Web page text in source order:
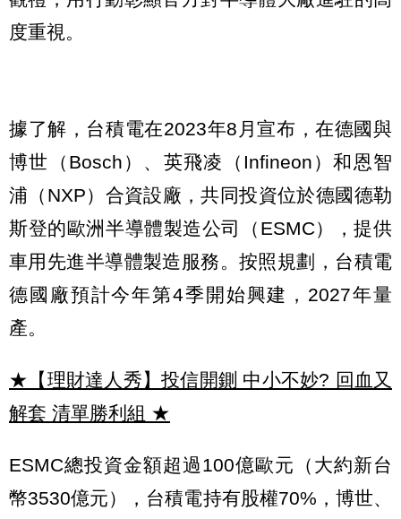
度重視。
據了解，台積電在2023年8月宣布，在德國與
博世（Bosch）、英飛凌（Infineon）和恩智
浦（NXP）合資設廠，共同投資位於德國德勒
斯登的歐洲半導體製造公司（ESMC），提供
車用先進半導體製造服務。按照規劃，台積電
德國廠預計今年第4季開始興建，2027年量
產。
★【理財達人秀】投信開鍘 中小不妙? 回血又
解套 清單勝利組 ★
ESMC總投資金額超過100億歐元（大約新台
幣3530億元），台積電持有股權70%，博世、